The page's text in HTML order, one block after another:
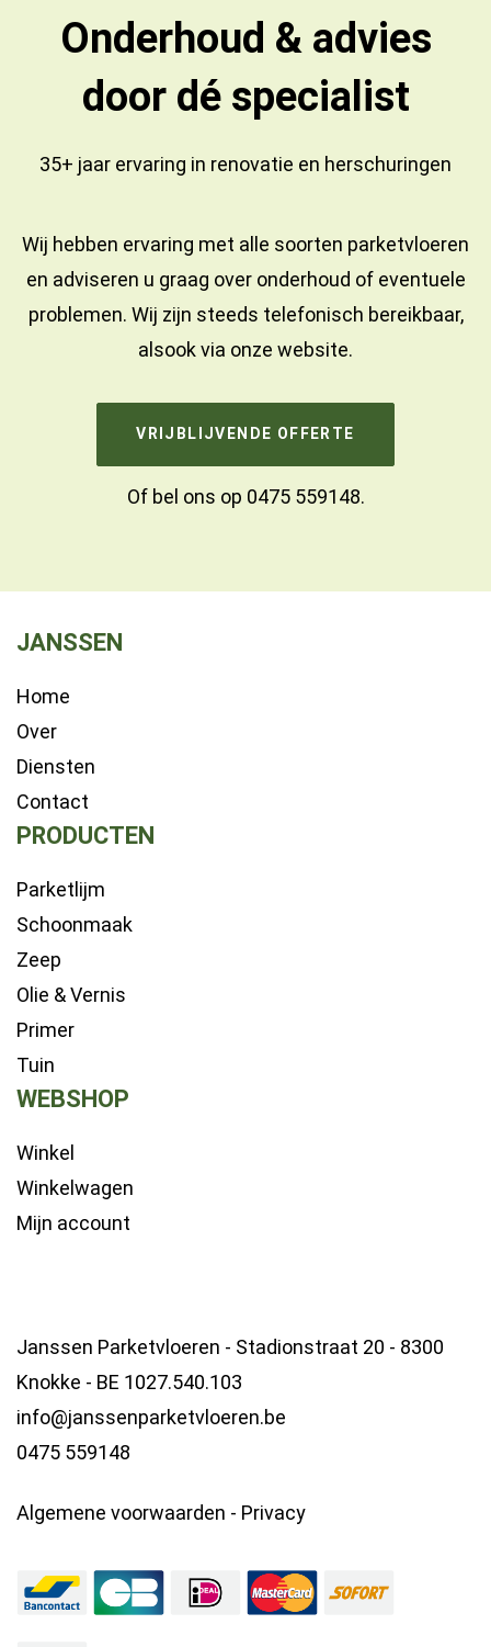
Onderhoud & advies
door dé specialist
35+ jaar ervaring in renovatie en herschuringen
Wij hebben ervaring met alle soorten parketvloeren
en adviseren u graag over onderhoud of eventuele
problemen. Wij zijn steeds telefonisch bereikbaar,
alsook via onze website.
VRIJBLIJVENDE OFFERTE
Of bel ons op 0475 559148.
JANSSEN
Home
Over
Diensten
Contact
PRODUCTEN
Parketlijm
Schoonmaak
Zeep
Olie & Vernis
Primer
Tuin
WEBSHOP
Winkel
Winkelwagen
Mijn account
Janssen Parketvloeren - Stadionstraat 20 - 8300
Knokke - BE 1027.540.103
info@janssenparketvloeren.be
0475 559148
Algemene voorwaarden - Privacy